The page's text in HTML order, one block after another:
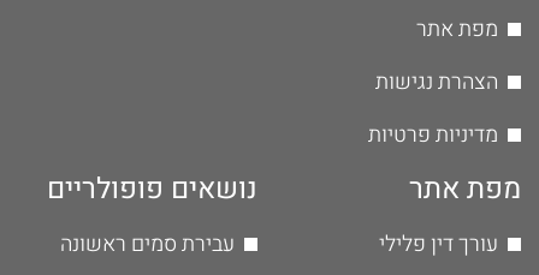
מפת אתר
הצהרת נגישות
מדיניות פרטיות
מפת אתר
עורך דין פלילי
נושאים פופולריים
עבירת סמים ראשונה